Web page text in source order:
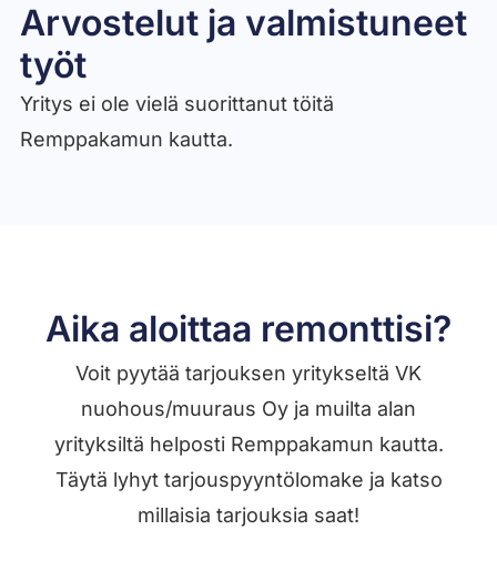
Arvostelut ja valmistuneet
työt​
Yritys ei ole vielä suorittanut töitä
Remppakamun kautta.
Aika aloittaa remonttisi?
Voit pyytää tarjouksen yritykseltä VK
nuohous/muuraus Oy ja muilta alan
yrityksiltä helposti Remppakamun kautta.
Täytä lyhyt tarjouspyyntölomake ja katso
millaisia tarjouksia saat!